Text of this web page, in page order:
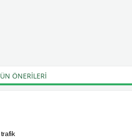
ÖNERILERI